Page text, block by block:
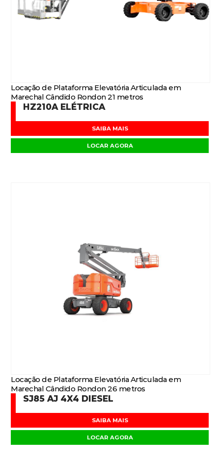
Locação de Plataforma Elevatória Articulada em
Marechal Cândido Rondon 21 metros
HZ210A ELÉTRICA
SAIBA MAIS
LOCAR AGORA
Locação de Plataforma Elevatória Articulada em
Marechal Cândido Rondon 26 metros
SJ85 AJ 4X4 DIESEL
SAIBA MAIS
LOCAR AGORA